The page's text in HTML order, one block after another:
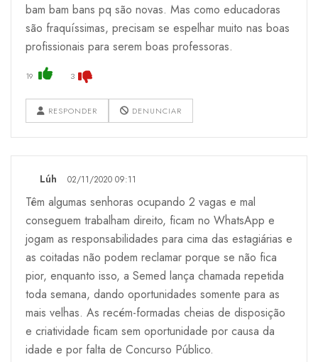
bam bam bans pq são novas. Mas como educadoras
são fraquíssimas, precisam se espelhar muito nas boas
profissionais para serem boas professoras.
19 3
RESPONDER DENUNCIAR
Lúh 02/11/2020 09:11
Têm algumas senhoras ocupando 2 vagas e mal
conseguem trabalham direito, ficam no WhatsApp e
jogam as responsabilidades para cima das estagiárias e
as coitadas não podem reclamar porque se não fica
pior, enquanto isso, a Semed lança chamada repetida
toda semana, dando oportunidades somente para as
mais velhas. As recém-formadas cheias de disposição
e criatividade ficam sem oportunidade por causa da
idade e por falta de Concurso Público.